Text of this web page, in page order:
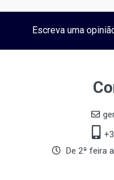
Escreva uma
De 2ª feira